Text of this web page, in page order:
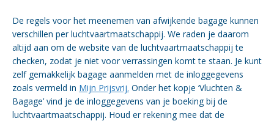
De regels voor het meenemen van afwijkende bagage kunnen
verschillen per luchtvaartmaatschappij. We raden je daarom
altijd aan om de website van de luchtvaartmaatschappij te
checken, zodat je niet voor verrassingen komt te staan. Je kunt
zelf gemakkelijk bagage aanmelden met de inloggegevens
zoals vermeld in Mijn Prijsvrij. Onder het kopje ‘Vluchten &
Bagage’ vind je de inloggegevens van je boeking bij de
luchtvaartmaatschappij. Houd er rekening mee dat de